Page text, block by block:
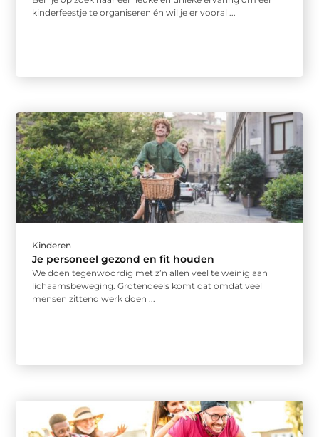
kinderfeestje te organiseren én wil je er vooral ...
Kinderen
Je personeel gezond en fit houden
We doen tegenwoordig met z’n allen veel te weinig aan
lichaamsbeweging. Grotendeels komt dat omdat veel
mensen zittend werk doen ...